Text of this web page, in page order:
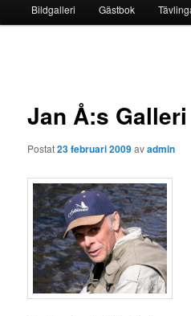
till
Bildgalleri Gästbok
Jan Å:s Galleri
Postat23 februari 2009avadmin